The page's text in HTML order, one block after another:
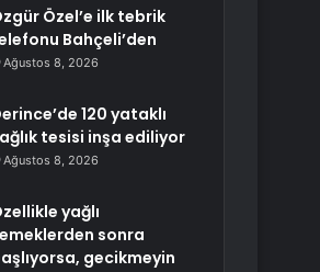
Özel’e ilk tebrik
Bahçeli’den
Ağustos 8, 2026
120 yataklı
tesisi inşa ediliyor
Ağustos 8, 2026
yağlı
sonra
gecikmeyin